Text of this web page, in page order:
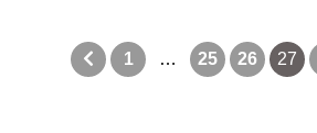
1 … 25 26 27